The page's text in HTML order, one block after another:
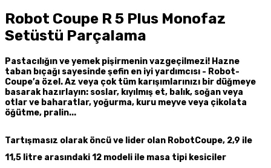
Robot Coupe R 5 Plus Monofaz
Setüstü Parçalama
Pastacılığın ve yemek pişirmenin vazgeçilmezi! Hazne
taban bıçağı sayesinde şefin en iyi yardımcısı - Robot-
Coupe’a özel. Az veya çok tüm karışımlarınızı bir düğmeye
basarak hazırlayın: soslar, kıyılmış et, balık, soğan veya
otlar ve baharatlar, yoğurma, kuru meyve veya çikolata
öğütme, pralin...
Tartışmasız olarak öncü ve lider olan RobotCoupe, 2,9 ile
11,5 litre arasındaki 12 modeli ile masa tipi kesiciler